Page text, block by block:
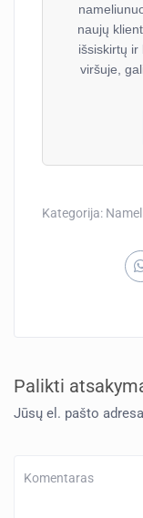
naujų
išsiskirtų
viršuje,
Kategorija:
Palikti
Jūsų el. pašto